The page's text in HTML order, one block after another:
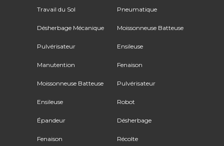
Travail du Sol
Désherbage Mécanique
Pulvérisateur
Manutention
Moissonneuse Batteuse
Ensileuse
Épandeur
Fenaison
Pneumatique
Moissonneuse Batteuse
Ensileuse
Fenaison
Pulvérisateur
Robot
Désherbage
Récolte